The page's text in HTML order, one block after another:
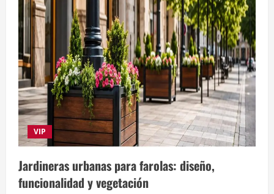
VIP
Jardineras urbanas para farolas: diseño,
funcionalidad y vegetación